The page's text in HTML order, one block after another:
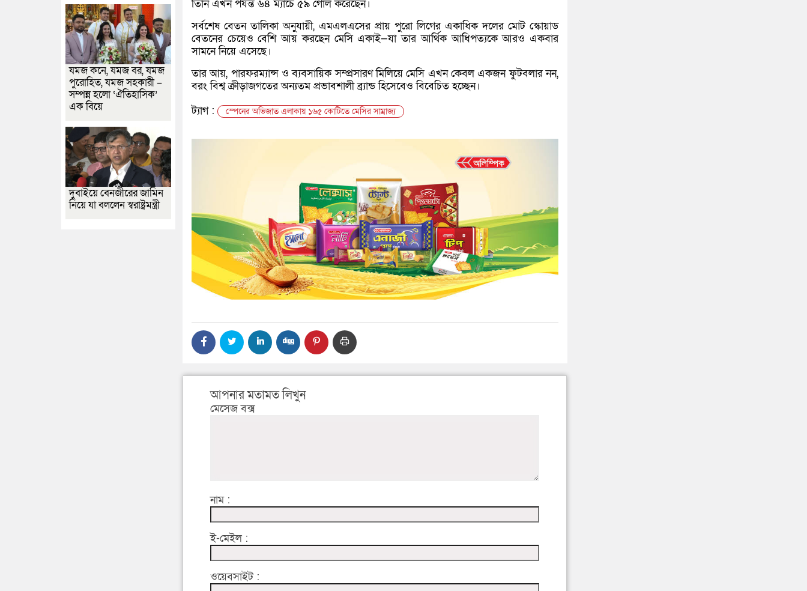
তিনি এখন পর্যন্ত ৬৪ ম্যাচে ৫৯ গোল করেছেন।
সর্বশেষ বেতন তালিকা অনুযায়ী, এমএলএসের প্রায় পুরো লিগের একাধিক দলের মোট স্কোয়াড
বেতনের চেয়েও বেশি আয় করছেন মেসি একাই—যা তার আর্থিক আধিপত্যকে আরও একবার
সামনে নিয়ে এসেছে।
তার আয়, পারফরম্যান্স ও ব্যবসায়িক সম্প্রসারণ মিলিয়ে মেসি এখন কেবল একজন ফুটবলার নন,
বরং বিশ্ব ক্রীড়াজগতের অন্যতম প্রভাবশালী ব্র্যান্ড হিসেবেও বিবেচিত হচ্ছেন।
ট্যাগ :
স্পেনের অভিজাত এলাকায় ১৬৫ কোটিতে মেসির সাম্রাজ্য
আপনার মতামত লিখুন
মেসেজ বক্স
নাম :
ই-মেইল :
ওয়েবসাইট :
যমজ কনে, যমজ বর, যমজ
পুরোহিত, যমজ সহকারী –
সম্পন্ন হলো ‘ঐতিহাসিক’
এক বিয়ে
দুবাইয়ে বেনজীরের জামিন
নিয়ে যা বললেন স্বরাষ্ট্রমন্ত্রী